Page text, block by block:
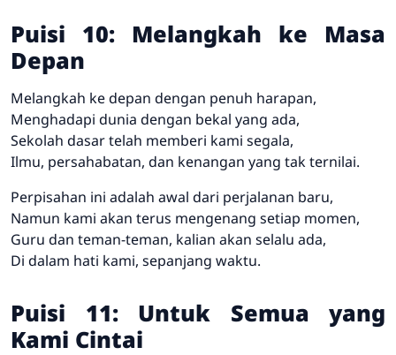
Puisi 10: Melangkah ke Masa
Depan
Melangkah ke depan dengan penuh harapan,
Menghadapi dunia dengan bekal yang ada,
Sekolah dasar telah memberi kami segala,
Ilmu, persahabatan, dan kenangan yang tak ternilai.
Perpisahan ini adalah awal dari perjalanan baru,
Namun kami akan terus mengenang setiap momen,
Guru dan teman-teman, kalian akan selalu ada,
Di dalam hati kami, sepanjang waktu.
Puisi 11: Untuk Semua yang
Kami Cintai